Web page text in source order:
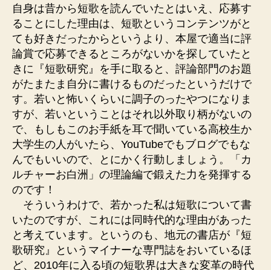
自身は昔から短歌を読んでいたとはいえ、応募す
ることにした理由は、短歌というコンテンツがと
ても好きだったからというより、本屋で適当に評
論賞で応募できるところがないかを探していたと
きに『短歌研究』を手に取ると、評論部門のお題
がたまたま自分に書けるものだったというだけで
す。若いと怖いくらいに調子のったやつになりま
すが、若いということはそれ以外取り柄がないの
で、もしもこのお手紙を耳で聞いている高校生か
大学生の人がいたら、YouTubeでもブログでもな
んでもいいので、とにかく行動しましょう。「カ
ルチャーお白洲」の理論編で鍛えた力を発揮する
のです！
そういうわけで、若かった私は短歌について書
いたのですが、これには同時代的な理由があった
と考えています。というのも、地元の書店が『短
歌研究』というマイナーな専門誌をおいているほ
ど、2010年に入る頃の短歌界は大きな変革の時代